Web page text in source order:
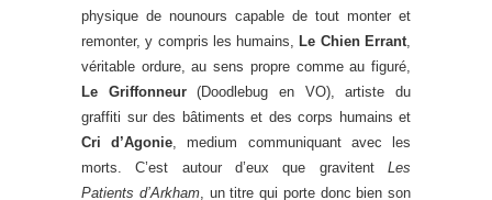
physique de nounours capable de tout monter et
remonter, y compris les humains, Le Chien Errant,
véritable ordure, au sens propre comme au figuré,
Le Griffonneur(Doodlebug en VO), artiste du
graffiti sur des bâtiments et des corps humains et
Cri d’Agonie, medium communiquant avec les
morts. C’est autour d’eux que gravitent Les
Patients d’Arkham, un titre qui porte donc bien son